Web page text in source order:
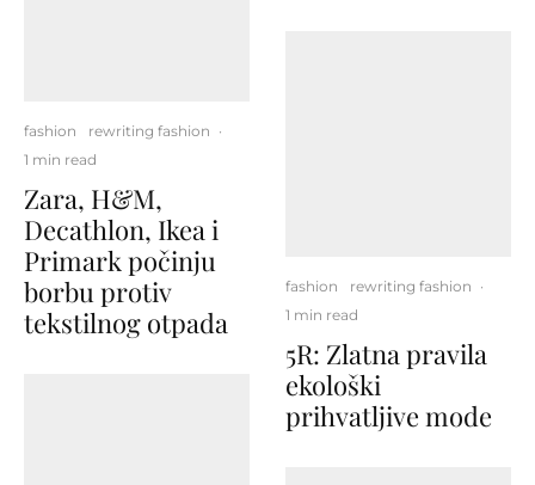
fashion rewriting fashion ·
1 min read
Zara, H&M,
Decathlon, Ikea i
Primark počinju
borbu protiv
tekstilnog otpada
fashion rewriting fashion ·
1 min read
5R: Zlatna pravila
ekološki
prihvatljive mode